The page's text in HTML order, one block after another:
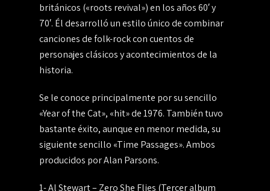
británicos («roots revival») en los años 60′ y
70′. Él desarrolló un estilo único de combinar
canciones de folk-rock con cuentos de
personajes clásicos y acontecimientos de la
historia.
Se le conoce principalmente por su sencillo
«Year of the Cat», «hit» de 1976. También tuvo
bastante éxito, aunque en menor medida, su
siguiente sencillo «Time Passages». Ambos
producidos por Alan Parsons.
1- Al Stewart – Zero She Flies (Tercer album